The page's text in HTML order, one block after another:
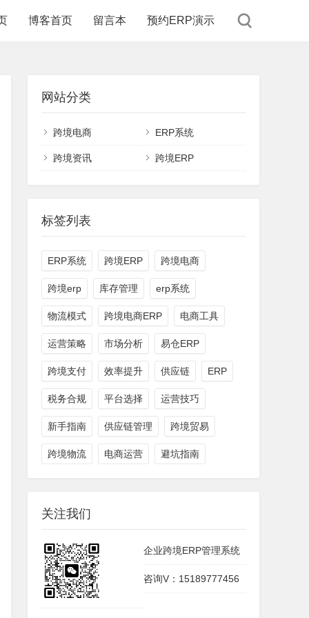
博客首页 留言本 预约ERP演示
网站分类
跨境电商 ERP系统
跨境资讯 跨境ERP
标签列表
ERP系统 跨境ERP 跨境电商
跨境erp 库存管理 erp系统
物流模式 跨境电商ERP 电商工具
运营策略 市场分析 易仓ERP
跨境支付 效率提升 供应链 ERP
税务合规 平台选择 运营技巧
新手指南 供应链管理 跨境贸易
跨境物流 电商运营 避坑指南
关注我们
企业跨境ERP管理系统
咨询V：15189777456